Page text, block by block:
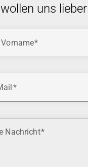
uns
Vorname
Nachricht